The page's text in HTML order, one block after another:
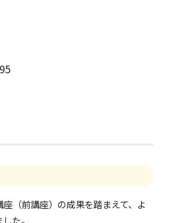
（前講座）の成果を踏まえて、よ
た。